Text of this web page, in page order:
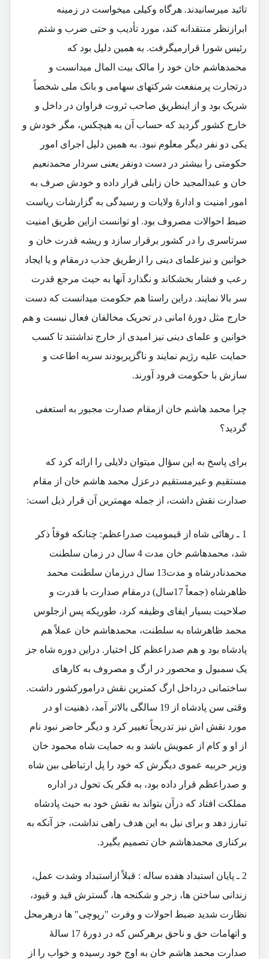
تائید میرسانیدند. هرگاه وکیلی میخواست در زمینه
ابرازنظر منتقدانه کند، مورد تأدیب و حتی ضرب و شتم
رئیس شورا قرارمیگرفت. به همین دلیل بود که
محمدهاشم خان خود را مالک بیت المال میدانست و
درتجارت پرمنفعت شرکتهای سهامی و بانک ملی شخصاً
شریک بود و از اینطریق صاحب ثروت فراوان در داخل و
خارج کشور گردید که حساب آن به هیچکس، مگر خودش و
یکی دو نفر دیگر معلوم نبود. به همین دلیل اجرای امور
حکومتی را بیشتر در دست دونفر یعنی سردار محمدنعیم
خان و عبدالمجید خان زابلی قرار داده و خودش صرف به
امور امنیت و ادارۀ ولایات و رسیدگی به گزارشات ریاست
ضبط احوالات مصروف بود. او توانست ازاین طریق امنیت
سرتاسری را در کشور برقرار سازد و ریشه قدرت خان و
خوانین و نیزعلمای دینی را ازطریق جذب درمقام و یا ایجاد
رعب و فشار بخشکاند و نگذارد آنها به حیث مرجع قدرت
سر بالا نمایند. دراین راستا هم حکومت میدانست که دست
خارج مثل دورۀ امانی در تحریک مخالفان فعال نیست و هم
خوانین و علمای دینی نیز امیدی از خارج نداشتند تا کسب
حمایت علیه رژیم نمایند و ناگزیربودند سربه اطاعت و
سازش با حکومت فرود آورند.
چرا محمد هاشم خان ازمقام صدارت مجبور به استعفی
گردید؟
برای پاسخ به این سؤال میتوان دلایلی را ارائه کرد که
مستقیم و غیرمستقیم درعزل محمد هاشم خان از مقام
صدارت نقش داشت، از جمله مهمترین آن قرار ذیل است:
1 ـ رهائی شاه از قیمومیت صدراعظم: چنانکه فوقاً ذکر
شد، محمدهاشم خان مدت 4 سال در زمان سلطنت
محمدنادرشاه و مدت13 سال درزمان سلطنت محمد
ظاهرشاه (جمعاً 17سال) درمقام صدارت با قدرت و
صلاحیت بسیار ایفای وظیفه کرد، طوریکه پس ازجلوس
محمد ظاهرشاه به سلطنت، محمدهاشم خان عملاً هم
پادشاه بود و هم صدراعظم کل اختیار. دراین دوره شاه جز
یک سمبول و محصور در ارگ و مصروف به کارهای
ساختمانی درداخل ارگ کمترین نقش درامورکشور داشت.
وقتی سن پادشاه از 19 سالگی بالاتر آمد، ذهنیت او در
مورد نقش اش نیز تدریجاً تغییر کرد و دیگر حاضر نبود نام
از او و کام از عمویش باشد و به حمایت شاه محمود خان
وزیر حربیه عموی دیگرش که خود را پل ارتباطی بین شاه
و صدراعظم قرار داده بود، به فکر یک تحول در اداره
مملکت افتاد که درآن بتواند به نقش خود به حیث پادشاه
تبارز دهد و برای نیل به این هدف راهی نداشت، جز آنکه به
برکناری محمدهاشم خان تصمیم بگیرد.
2 ـ پایان استبداد هفده ساله : قبلاً ازاستبداد وشدت عمل،
زندانی ساختن ها، زجر و شکنجه ها، گسترش قید و قیود،
نظارت شدید ضبط احولات و وفرت "رپوچی" ها درهرمحل
و اتهامات حق و ناحق برهرکس که در دورۀ 17 سالۀ
صدارت محمد هاشم خان به اوج خود رسیده و خواب را از